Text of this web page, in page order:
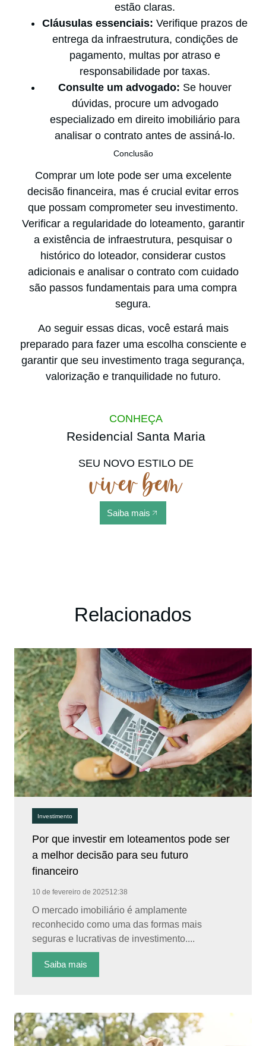
estão claras.
Cláusulas essenciais: Verifique prazos de
entrega da infraestrutura, condições de
pagamento, multas por atraso e
responsabilidade por taxas.
Consulte um advogado: Se houver
dúvidas, procure um advogado
especializado em direito imobiliário para
analisar o contrato antes de assiná-lo.
Conclusão
Comprar um lote pode ser uma excelente
decisão financeira, mas é crucial evitar erros
que possam comprometer seu investimento.
Verificar a regularidade do loteamento, garantir
a existência de infraestrutura, pesquisar o
histórico do loteador, considerar custos
adicionais e analisar o contrato com cuidado
são passos fundamentais para uma compra
segura.
Ao seguir essas dicas, você estará mais
preparado para fazer uma escolha consciente e
garantir que seu investimento traga segurança,
valorização e tranquilidade no futuro.
CONHEÇA
Residencial Santa Maria
SEU NOVO ESTILO DE
viver bem
Saiba mais
Relacionados
Investimento
Por que investir em loteamentos pode ser
a melhor decisão para seu futuro
financeiro
10 de fevereiro de 202512:38
O mercado imobiliário é amplamente
reconhecido como uma das formas mais
seguras e lucrativas de investimento....
Saiba mais